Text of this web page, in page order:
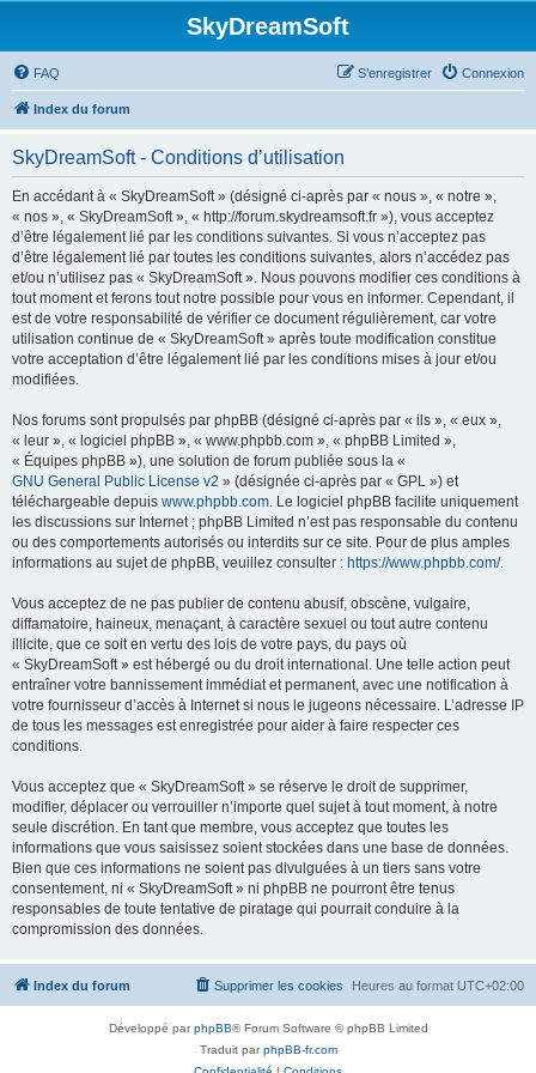
SkyDreamSoft
FAQ Connexion
S’enregistrer
Index du forum
SkyDreamSoft - Conditions d’utilisation
En accédant à « SkyDreamSoft » (désigné ci-après par « nous », « notre »,
« nos », « SkyDreamSoft », « http://forum.skydreamsoft.fr »), vous acceptez
d’être légalement lié par les conditions suivantes. Si vous n’acceptez pas
d’être légalement lié par toutes les conditions suivantes, alors n’accédez pas
et/ou n’utilisez pas « SkyDreamSoft ». Nous pouvons modifier ces conditions à
tout moment et ferons tout notre possible pour vous en informer. Cependant, il
est de votre responsabilité de vérifier ce document régulièrement, car votre
utilisation continue de « SkyDreamSoft » après toute modification constitue
votre acceptation d’être légalement lié par les conditions mises à jour et/ou
modifiées.
Nos forums sont propulsés par phpBB (désigné ci-après par « ils », « eux »,
« leur », « logiciel phpBB », « www.phpbb.com », « phpBB Limited »,
« Équipes phpBB »), une solution de forum publiée sous la «
GNU General Public License v2 » (désignée ci-après par « GPL ») et
téléchargeable depuis www.phpbb.com. Le logiciel phpBB facilite uniquement
les discussions sur Internet ; phpBB Limited n’est pas responsable du contenu
ou des comportements autorisés ou interdits sur ce site. Pour de plus amples
informations au sujet de phpBB, veuillez consulter : https://www.phpbb.com/.
Vous acceptez de ne pas publier de contenu abusif, obscène, vulgaire,
diffamatoire, haineux, menaçant, à caractère sexuel ou tout autre contenu
illicite, que ce soit en vertu des lois de votre pays, du pays où
« SkyDreamSoft » est hébergé ou du droit international. Une telle action peut
entraîner votre bannissement immédiat et permanent, avec une notification à
votre fournisseur d’accès à Internet si nous le jugeons nécessaire. L’adresse IP
de tous les messages est enregistrée pour aider à faire respecter ces
conditions.
Vous acceptez que « SkyDreamSoft » se réserve le droit de supprimer,
modifier, déplacer ou verrouiller n’importe quel sujet à tout moment, à notre
seule discrétion. En tant que membre, vous acceptez que toutes les
informations que vous saisissez soient stockées dans une base de données.
Bien que ces informations ne soient pas divulguées à un tiers sans votre
consentement, ni « SkyDreamSoft » ni phpBB ne pourront être tenus
responsables de toute tentative de piratage qui pourrait conduire à la
compromission des données.
Index du forum Heures au format UTC+02:00
Supprimer les cookies
Développé parphpBB® Forum Software © phpBB Limited
Traduit parphpBB-fr.com